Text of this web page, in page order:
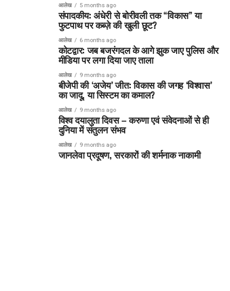
आलेख 5 months ago
संपादकीय: अंधेरी से बोरीवली तक “विकास” या
फुटपाथ पर कब्ज़े की खुली छूट?
आलेख 6 months ago
कोटद्वार: जब बजरंगदल के आगे झुक जाए पुलिस और
मीडिया पर लगा दिया जाए ताला
आलेख 9 months ago
बीजेपी की ‘अजेय’ जीत: विकास की जगह ‘विश्वास’
का जादू, या सिस्टम का कमाल?
आलेख 9 months ago
विश्व दयालुता दिवस – करुणा एवं संवेदनाओं से ही
दुनिया में संतुलन संभव
आलेख 9 months ago
जानलेवा प्रदूषण, सरकारों की शर्मनाक नाकामी